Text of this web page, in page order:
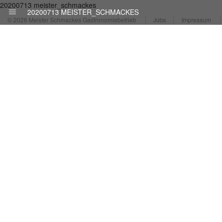
20200713 MEISTER_SCHMACKES
20200713 meister_schmackes
© 2026 Meister Schmackes Gastronomiebetrieb Jobs Impressum